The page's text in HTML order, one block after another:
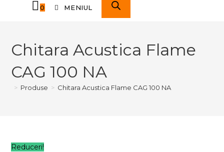
0 MENIUL
Chitara Acustica Flame
CAG 100 NA
> Produse > Chitara Acustica Flame CAG 100 NA
Reduceri!